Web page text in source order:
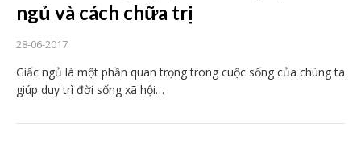
ngủ và cách chữa trị
28-06-2017
Giấc ngủ là một phần quan trọng trong cuộc sống của chúng ta
giúp duy trì đời sống xã hội…